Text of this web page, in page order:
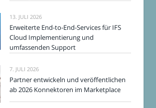
13. JULI 2026
Erweiterte End-to-End-Services für IFS
Cloud Implementierung und
umfassenden Support
7. JULI 2026
Partner entwickeln und veröffentlichen
ab 2026 Konnektoren im Marketplace